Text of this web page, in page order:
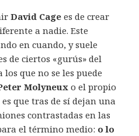
David Cage es de crear
a nadie. Este
en cuando, y suele
de ciertos «gurús» del
que no se les puede
Molyneux o el propio
que tras de sí dejan una
contrastadas en las
el término medio: o lo